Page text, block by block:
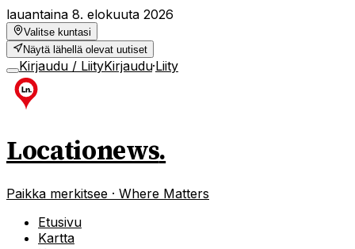
lauantaina 8. elokuuta 2026
Valitse kuntasi
Näytä lähellä olevat uutiset
Kirjaudu / LiityKirjaudu·Liity
Locationews.
Paikka merkitsee · Where Matters
Etusivu
Kartta